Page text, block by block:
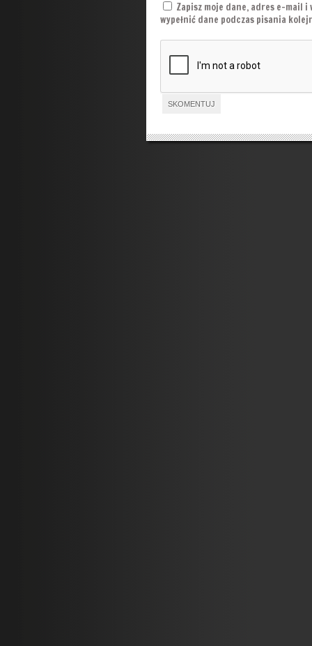
Zapisz moje dane, adres e-mail
wypełnić dane podczas pisania